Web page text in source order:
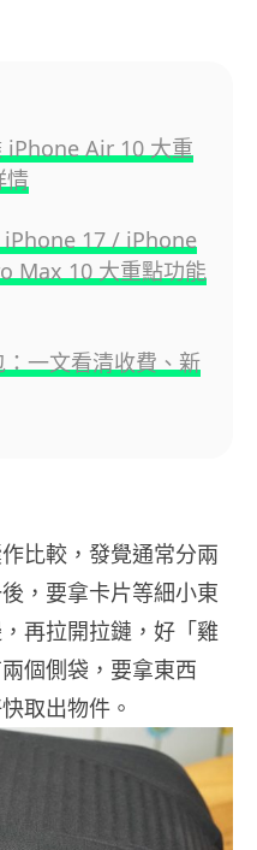
iPhone Air 10 大重
情
iPhone 17 / iPhone
Max 10 大重點功能
一文看清收費、新
比較，發覺通常分兩
，要拿卡片等細小東
再拉開拉鏈，好「雞
個側袋，要拿東西
取出物件。